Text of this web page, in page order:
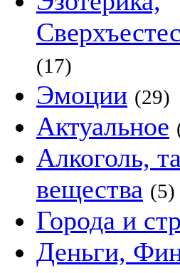
(17)
Эмоции (29)
Актуальное
Алкоголь,
вещества (5)
Города и
Деньги,